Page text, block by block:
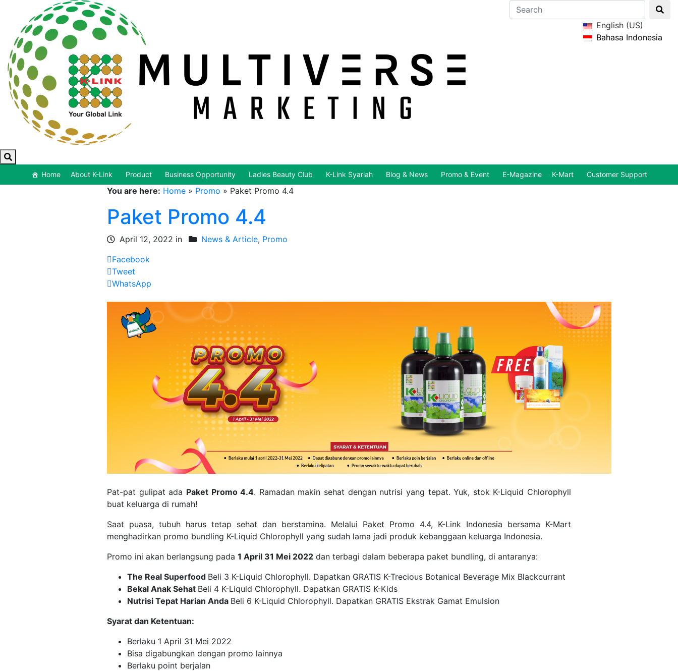
English (US)
Bahasa Indonesia
Home About K-Link Product Business Opportunity Ladies Beauty Club K-Link Syariah Blog & News Promo & Event E-Magazine K-Mart Customer Support
You are here: Home » Promo » Paket Promo 4.4
Paket Promo 4.4
April 12, 2022 in News & Article, Promo
Facebook
Tweet
WhatsApp
Pat-pat gulipat ada Paket Promo 4.4. Ramadan makin sehat dengan nutrisi yang tepat. Yuk, stok K-Liquid Chlorophyll
buat keluarga di rumah!
Saat puasa, tubuh harus tetap sehat dan berstamina. Melalui Paket Promo 4.4, K-Link Indonesia bersama K-Mart
menghadirkan promo bundling K-Liquid Chlorophyll yang sudah lama jadi produk kebanggaan keluarga Indonesia.
Promo ini akan berlangsung pada 1 April 31 Mei 2022 dan terbagi dalam beberapa paket bundling, di antaranya:
The Real Superfood Beli 3 K-Liquid Chlorophyll. Dapatkan GRATIS K-Trecious Botanical Beverage Mix Blackcurrant
Bekal Anak Sehat Beli 4 K-Liquid Chlorophyll. Dapatkan GRATIS K-Kids
Nutrisi Tepat Harian Anda Beli 6 K-Liquid Chlorophyll. Dapatkan GRATIS Ekstrak Gamat Emulsion
Syarat dan Ketentuan:
Berlaku 1 April 31 Mei 2022
Bisa digabungkan dengan promo lainnya
Berlaku point berjalan